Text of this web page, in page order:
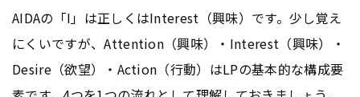
AIDAの「I」は正しくはInterest（興味）です。少し覚え
にくいですが、Attention（興味）・Interest（興味）・
Desire（欲望）・Action（行動）はLPの基本的な構成要